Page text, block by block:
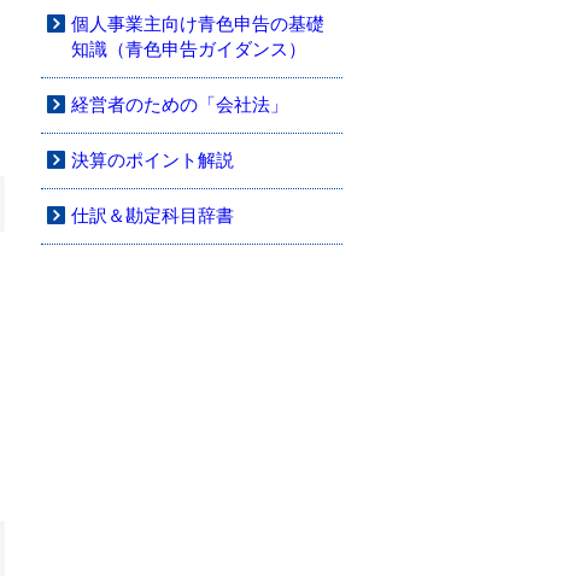
個人事業主向け青色申告の基礎
知識（青色申告ガイダンス）
経営者のための「会社法」
決算のポイント解説
仕訳＆勘定科目辞書